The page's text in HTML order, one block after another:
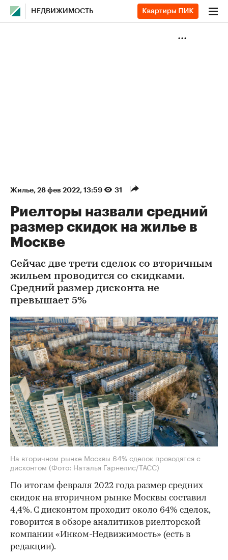
НЕДВИЖИМОСТЬ
Жилье⁠, 28 фев 2022, 13:59 31
Риелторы назвали средний
размер скидок на жилье в
Москве
Сейчас две трети сделок со вторичным
жильем проводится со скидками.
Средний размер дисконта не
превышает 5%
На вторичном рынке Москвы 64% сделок проводятся с
дисконтом (Фото: Наталья Гарнелис/ТАСС)
По итогам февраля 2022 года размер средних
скидок на вторичном рынке Москвы составил
4,4%. С дисконтом проходит около 64% сделок,
говорится в обзоре аналитиков риелторской
компании «Инком-Недвижимость» (есть в
редакции).